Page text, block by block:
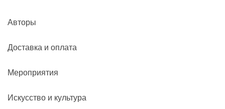
Авторы
Доставка и оплата
Мероприятия
Искусство и культура